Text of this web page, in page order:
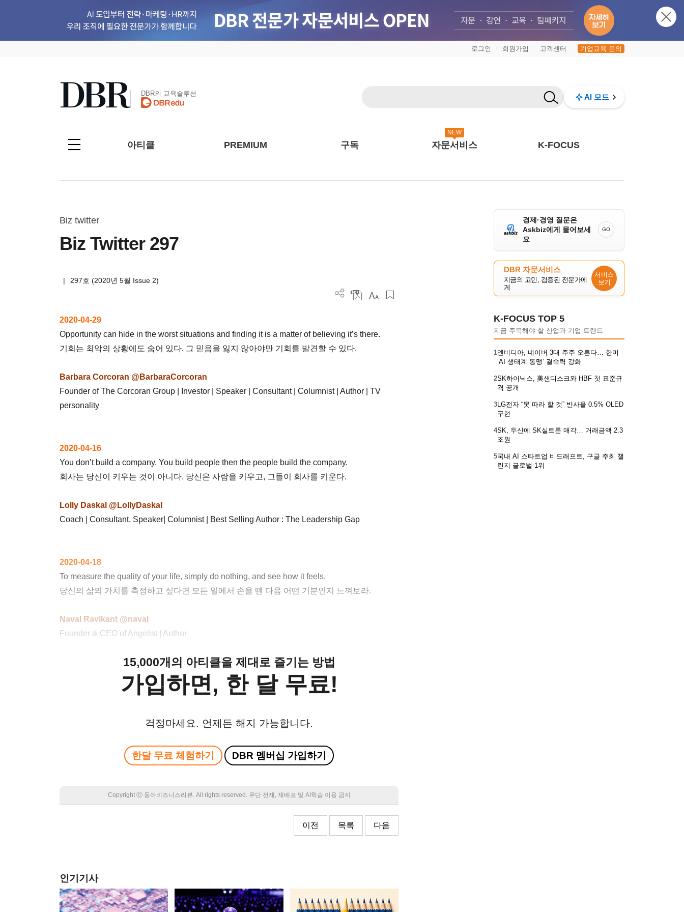
로그인 회원가입 고객센터 기업교육 문의
DBR의 교육솔루션 AI 모드
아티클 PREMIUM 구독
NEW
자문서비스 K-FOCUS
Biz twitter
Biz Twitter 297
| 297호 (2020년 5월 Issue 2)
2020-04-29
Opportunity can hide in the worst situations and finding it is a matter of believing it’s there.
기회는 최악의 상황에도 숨어 있다. 그 믿음을 잃지 않아야만 기회를 발견할 수 있다.
Barbara Corcoran @BarbaraCorcoran
Founder of The Corcoran Group | Investor | Speaker | Consultant | Columnist | Author | TV
personality
2020-04-16
You don’t build a company. You build people then the people build the company.
회사는 당신이 키우는 것이 아니다. 당신은 사람을 키우고, 그들이 회사를 키운다.
Lolly Daskal @LollyDaskal
Coach | Consultant, Speaker| Columnist | Best Selling Author : The Leadership Gap
2020-04-18
To measure the quality of your life, simply do nothing, and see how it feels.
당신의 삶의 가치를 측정하고 싶다면 모든 일에서 손을 뗀 다음 어떤 기분인지 느껴보라.
Naval Ravikant @naval
Founder & CEO of Angelist | Author
15,000개의 아티클을 제대로 즐기는 방법
가입하면, 한 달 무료!
걱정마세요. 언제든 해지 가능합니다.
한달 무료 체험하기 DBR 멤버십 가입하기
Copyright Ⓒ 동아비즈니스리뷰. All rights reserved. 무단 전재, 재배포 및 AI학습 이용 금지
이전 목록 다음
인기기사
경제·경영 질문은
Askbiz에게 물어보세
요
GO
DBR 자문서비스
지금의 고민, 검증된 전문가에
게
서비스
보기
K-FOCUS TOP 5
지금 주목해야 할 산업과 기업 트렌드
1엔비디아, 네이버 3대 주주 오른다… 한미
‘AI 생태계 동맹’ 결속력 강화
2SK하이닉스, 美샌디스크와 HBF 첫 표준규
격 공개
3LG전자 “못 따라 할 것” 반사율 0.5% OLED
구현
4SK, 두산에 SK실트론 매각… 거래금액 2.3
조원
5국내 AI 스타트업 비드래프트, 구글 주최 챌
린지 글로벌 1위